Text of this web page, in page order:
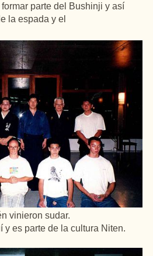
parte del Bushinji y así
la espada y el
vinieron sudar.
y es parte de la cultura Niten.